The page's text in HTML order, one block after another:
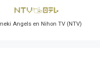
Angels en Nihon TV (NTV)